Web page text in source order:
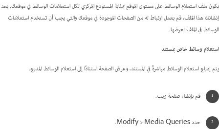
يكون ملف استعلام الوسائط على مستوى الموقع بمثابة المستودع المركزي لكل استعلامات الوسائط في موقعك. بعد
إنشائك هذا الملف، قم بعمل ارتباط له من الصفحات الموجودة في موقعك والتي يجب أن تستخدم استعلامات
الوسائط في الملف لعرضها.
استعلام وسائط خاص بمستند
يتم إدراج استعلام الوسائط مباشرةً في المستند، وعرض الصفحة استنادًا إلى استعلام الوسائط المدرج.
قم بإنشاء صفحة ويب.
حدد Modify > Media Queries.